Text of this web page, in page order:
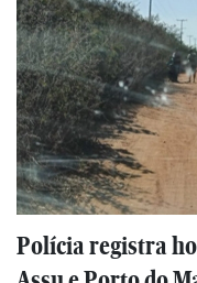
Polícia registra